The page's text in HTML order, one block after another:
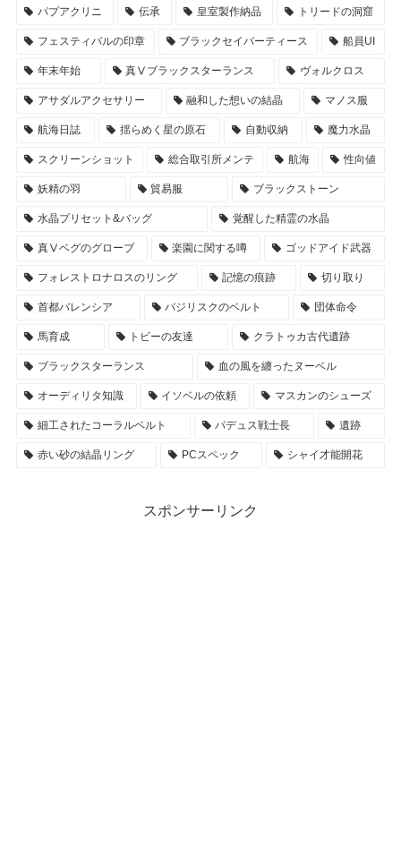
パプアクリニ 伝承 皇室製作納品 トリードの洞窟
フェスティバルの印章 ブラックセイバーティース 船員UI
年末年始 真Ⅴブラックスターランス ヴォルクロス
アサダルアクセサリー 融和した想いの結晶 マノス服
航海日誌 揺らめく星の原石 自動収納 魔力水晶
スクリーンショット 総合取引所メンテ 航海 性向値
妖精の羽 貿易服 ブラックストーン
水晶プリセット&バッグ 覚醒した精霊の水晶
真Ⅴベグのグローブ 楽園に関する噂 ゴッドアイド武器
フォレストロナロスのリング 記憶の痕跡 切り取り
首都バレンシア バジリスクのベルト 団体命令
馬育成 トビーの友達 クラトゥカ古代遺跡
ブラックスターランス 血の風を纏ったヌーベル
オーディリタ知識 イソベルの依頼 マスカンのシューズ
細工されたコーラルベルト パデュス戦士長 遺跡
赤い砂の結晶リング PCスペック シャイ才能開花
スポンサーリンク